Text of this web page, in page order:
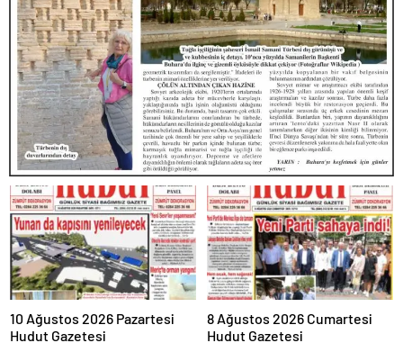
10 Ağustos 2026 Pazartesi
Hudut Gazetesi
8 Ağustos 2026 Cumartesi
Hudut Gazetesi